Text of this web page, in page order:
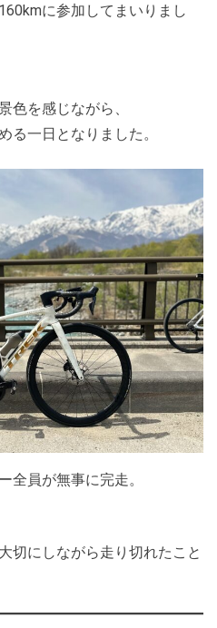
に参加してまいりまし
色を感じながら、
る一日となりました。
全員が無事に完走。
切にしながら走り切れたこと